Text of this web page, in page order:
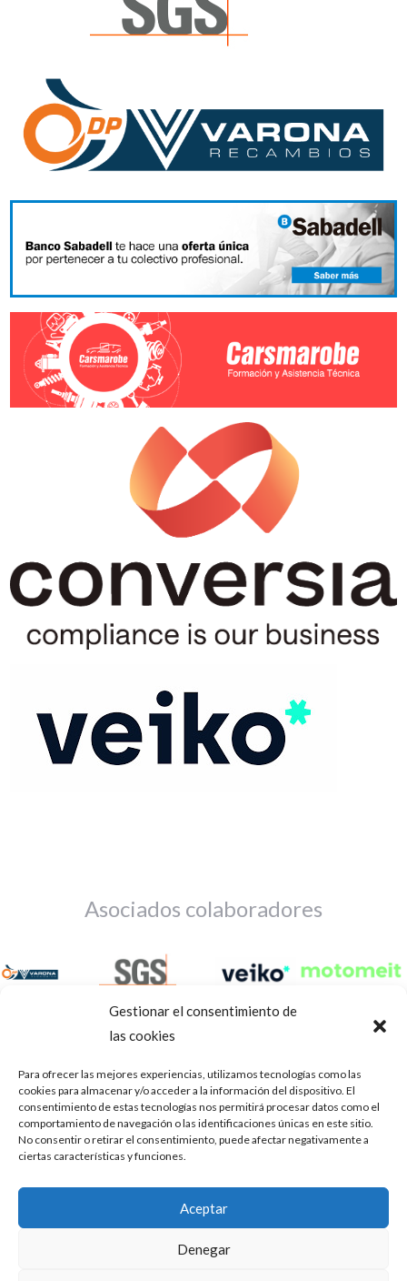
Gestionar el consentimiento de
las cookies
Para ofrecer las mejores experiencias, utilizamos tecnologías como las
cookies para almacenar y/o acceder a la información del dispositivo. El
consentimiento de estas tecnologías nos permitirá procesar datos como el
comportamiento de navegación o las identificaciones únicas en este sitio.
No consentir o retirar el consentimiento, puede afectar negativamente a
ciertas características y funciones.
Aceptar
Denegar
Asociados colaboradores
Aviso Legal Política de privacidad Portal de transparencia
ASOCIACIÓN DE TALLERES DE REPARACIÓN DE
AUTOMÓVILES • CIF: G14023832
Puedes aprender más sobre qué cookies utilizamos o